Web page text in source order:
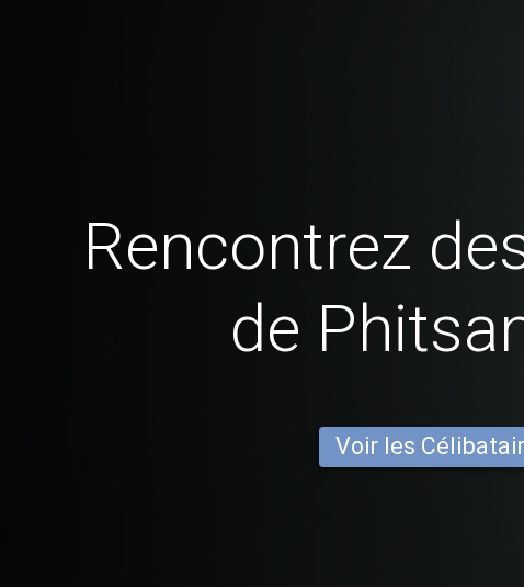
Rencontrez
de
Voir les